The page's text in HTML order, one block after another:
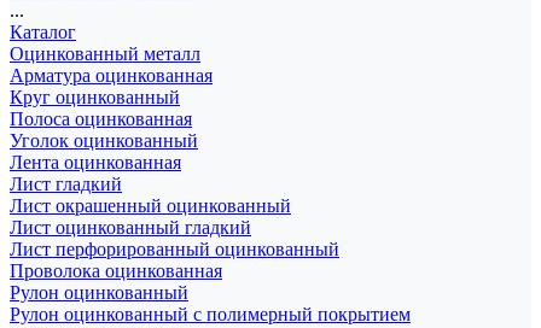
...
Каталог
Оцинкованный металл
Арматура оцинкованная
Круг оцинкованный
Полоса оцинкованная
Уголок оцинкованный
Лента оцинкованная
Лист гладкий
Лист окрашенный оцинкованный
Лист оцинкованный гладкий
Лист перфорированный оцинкованный
Проволока оцинкованная
Рулон оцинкованный
Рулон оцинкованный с полимерный покрытием